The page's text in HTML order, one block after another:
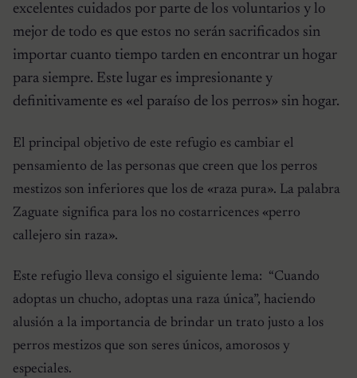
excelentes cuidados por parte de los voluntarios y lo
mejor de todo es que estos no serán sacrificados sin
importar cuanto tiempo tarden en encontrar un hogar
para siempre. Este lugar es impresionante y
definitivamente es «el paraíso de los perros» sin hogar.
El principal objetivo de este refugio es cambiar el
pensamiento de las personas que creen que los perros
mestizos son inferiores que los de «raza pura». La palabra
Zaguate significa para los no costarricences «perro
callejero sin raza».
Este refugio lleva consigo el siguiente lema: “Cuando
adoptas un chucho, adoptas una raza única”, haciendo
alusión a la importancia de brindar un trato justo a los
perros mestizos que son seres únicos, amorosos y
especiales.